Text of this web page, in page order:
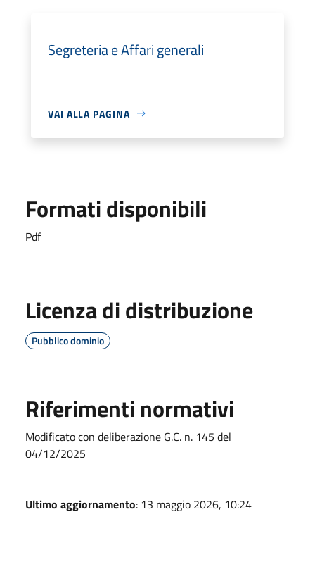
Segreteria e Affari generali
VAI ALLA PAGINA
Formati disponibili
Pdf
Licenza di distribuzione
Pubblico dominio
Riferimenti normativi
Modificato con deliberazione G.C. n. 145 del
04/12/2025
Ultimo aggiornamento: 13 maggio 2026, 10:24